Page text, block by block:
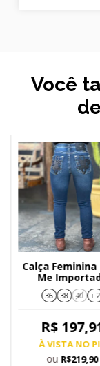
Você
Calça Feminina
Me
M36903S
36 38 40 + 2
R$
À VISTA NO
ou R$219,90